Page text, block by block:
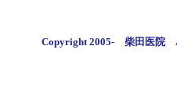
Copyright 2005- 柴田医院